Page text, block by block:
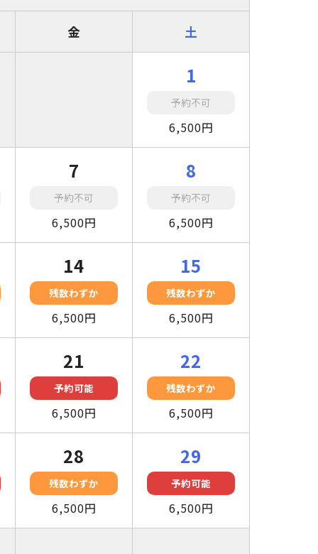
金 土
1
予約不可
6,500円
7
予約不可
6,500円
8
予約不可
6,500円
14
残数わずか
6,500円
15
残数わずか
6,500円
21
予約可能
6,500円
22
残数わずか
6,500円
28
残数わずか
6,500円
29
予約可能
6,500円